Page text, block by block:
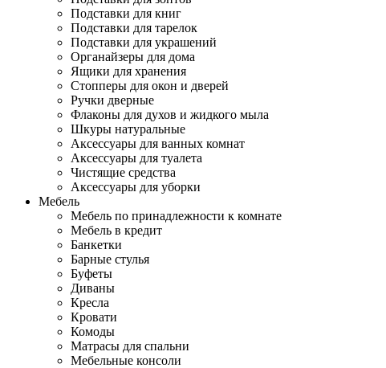
Подставки для книг
Подставки для тарелок
Подставки для украшений
Органайзеры для дома
Ящики для хранения
Стопперы для окон и дверей
Ручки дверные
Флаконы для духов и жидкого мыла
Шкуры натуральные
Аксессуары для ванных комнат
Аксессуары для туалета
Чистящие средства
Аксессуары для уборки
Мебель
Мебель по принадлежности к комнате
Мебель в кредит
Банкетки
Барные стулья
Буфеты
Диваны
Кресла
Кровати
Комоды
Матрасы для спальни
Мебельные консоли